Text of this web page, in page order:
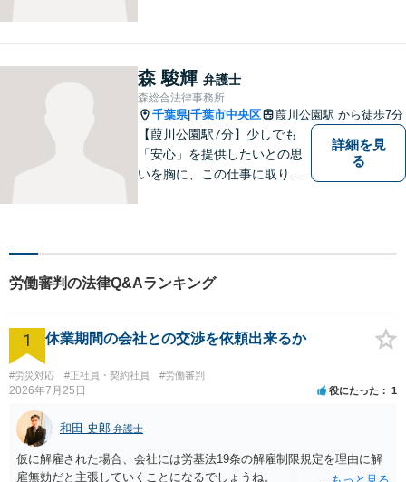
します。誠実な対応と迅速な
事件解決を心がけておりま
す。お困りの方はご相談くだ
さい。
森 駿輝 弁護士
森総合法律事務所
千葉県|千葉市中央区 葭川公園駅 から徒歩7分
【葭川公園駅7分】少しでも
「安心」を提供したいとの思
いを胸に、この仕事に取り組
ど対応分野多数。お気軽にご
相談ください。
詳細を見
る
労働審判の法律Q&Aランキング
1 休業期間の会社との交渉を依頼出来るか
#労災対応 #正社員・契約社員 #労働審判
2026年7月25日 役にたった 1
和田 史郎 弁護士
仮に解雇された場合、会社には労基法19条の解雇制限規定を理由に解
雇無効だと主張していくことになるでしょうね。